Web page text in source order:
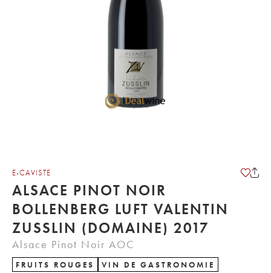
E-CAVISTE
ALSACE PINOT NOIR
BOLLENBERG LUFT VALENTIN
ZUSSLIN (DOMAINE) 2017
Alsace Pinot Noir AOC
FRUITS ROUGES VIN DE GASTRONOMIE